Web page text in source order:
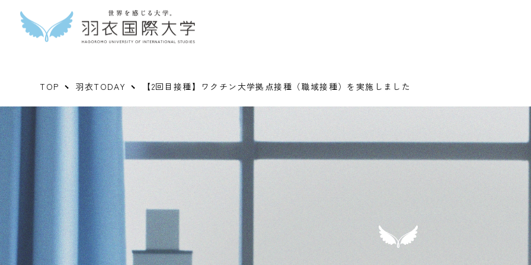
TOP 羽衣TODAY 【2回目接種】ワクチン大学拠点接種（職域接種）を実施しました